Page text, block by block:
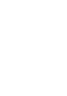
可透過四大超商／
需透過AFTEE先享
示為準，若有關於
「AFTEE先享後付
home